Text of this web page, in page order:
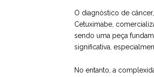
O diagnóstico de
Cetuximabe,
sendo uma peça
significativa,
No entanto, a